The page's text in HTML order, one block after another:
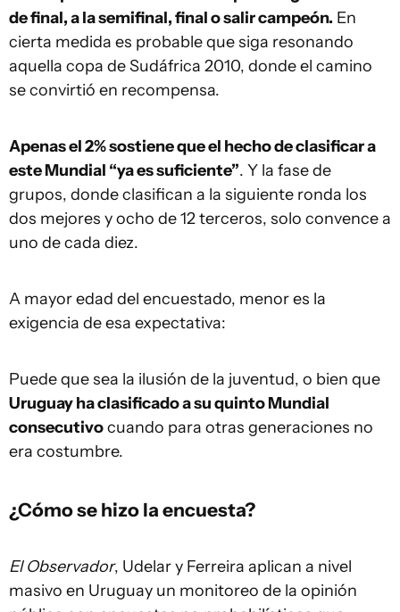
de final, a la semifinal, final o salir campeón. En
cierta medida es probable que siga resonando
aquella copa de Sudáfrica 2010, donde el camino
se convirtió en recompensa.
Apenas el 2% sostiene que el hecho de clasificar a
este Mundial “ya es suficiente”. Y la fase de
grupos, donde clasifican a la siguiente ronda los
dos mejores y ocho de 12 terceros, solo convence a
uno de cada diez.
A mayor edad del encuestado, menor es la
exigencia de esa expectativa:
Puede que sea la ilusión de la juventud, o bien que
Uruguay ha clasificado a su quinto Mundial
consecutivocuando para otras generaciones no
era costumbre.
¿Cómo se hizo la encuesta?
El Observador, Udelar y Ferreira aplican a nivel
masivo en Uruguay un monitoreo de la opinión